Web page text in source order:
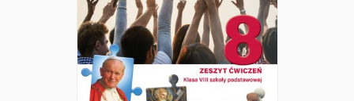
Przygotowanie do I Komunii Świętej (katecheza
parafialna)
Poradniki katolickie